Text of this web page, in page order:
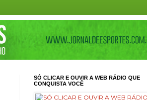
SÓ CLICAR E OUVIR A WEB RÁDIO QUE
CONQUISTA VOCÊ